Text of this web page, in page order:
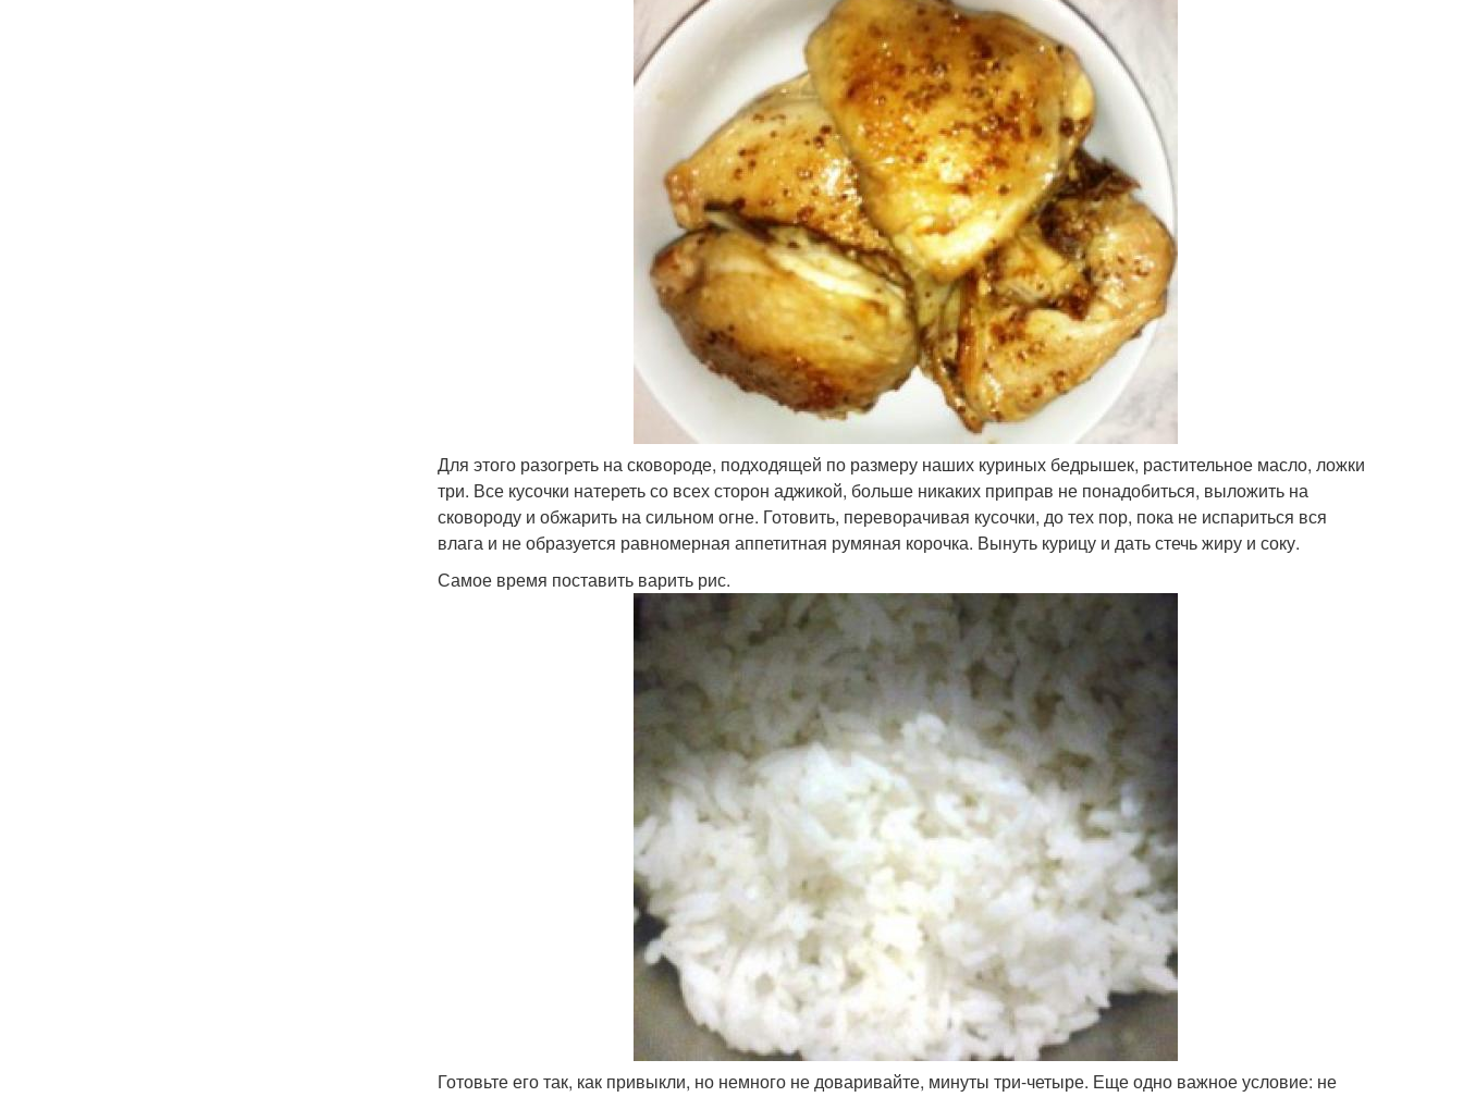
Для этого разогреть на сковороде, подходящей по размеру наших куриных бедрышек, растительное масло, ложки
три. Все кусочки натереть со всех сторон аджикой, больше никаких приправ не понадобиться, выложить на
сковороду и обжарить на сильном огне. Готовить, переворачивая кусочки, до тех пор, пока не испариться вся
влага и не образуется равномерная аппетитная румяная корочка. Вынуть курицу и дать стечь жиру и соку.
Самое время поставить варить рис.
Готовьте его так, как привыкли, но немного не доваривайте, минуты три-четыре. Еще одно важное условие: не